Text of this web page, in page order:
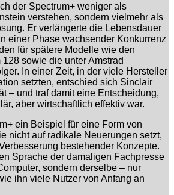
der Spectrum+ weniger als
verstehen, sondern vielmehr als
Er verlängerte die Lebensdauer
einer Phase wachsender Konkurrenz
für spätere Modelle wie den
sowie die unter Amstrad
In einer Zeit, in der viele Hersteller
setzten, entschied sich Sinclair
– und traf damit eine Entscheidung,
aber wirtschaftlich effektiv war.
ein Beispiel für eine Form von
nicht auf radikale Neuerungen setzt,
bestehender Konzepte.
Sprache der damaligen Fachpresse
sondern derselbe – nur
ihn viele Nutzer von Anfang an